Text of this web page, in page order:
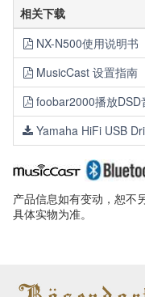
相关下载
NX-N500使用说明书
MusicCast 设置指南
foobar2000播放DSD
Yamaha HiFi USB
产品信息如有变动，恕不
具体实物为准。